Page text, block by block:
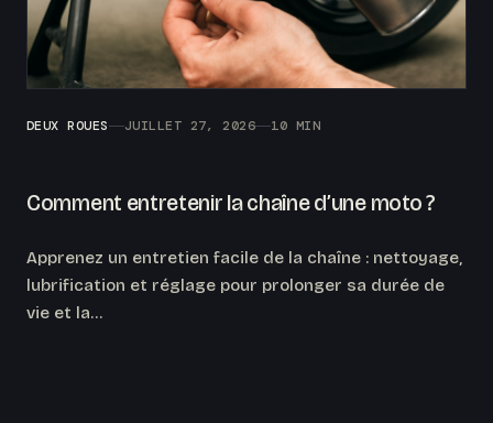
DEUX ROUES JUILLET 27, 2026 10 MIN
Comment entretenir la chaîne d’une moto ?
Apprenez un entretien facile de la chaîne : nettoyage,
lubrification et réglage pour prolonger sa durée de
vie et la…